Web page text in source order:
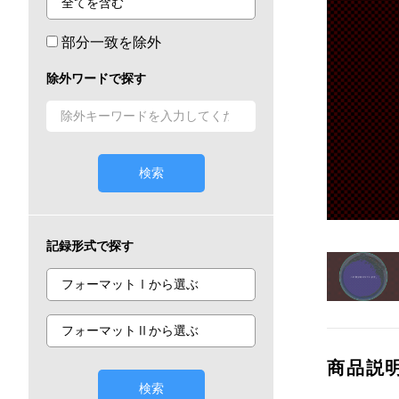
部分一致を除外
除外ワードで探す
検索
記録形式で探す
検索
商品説